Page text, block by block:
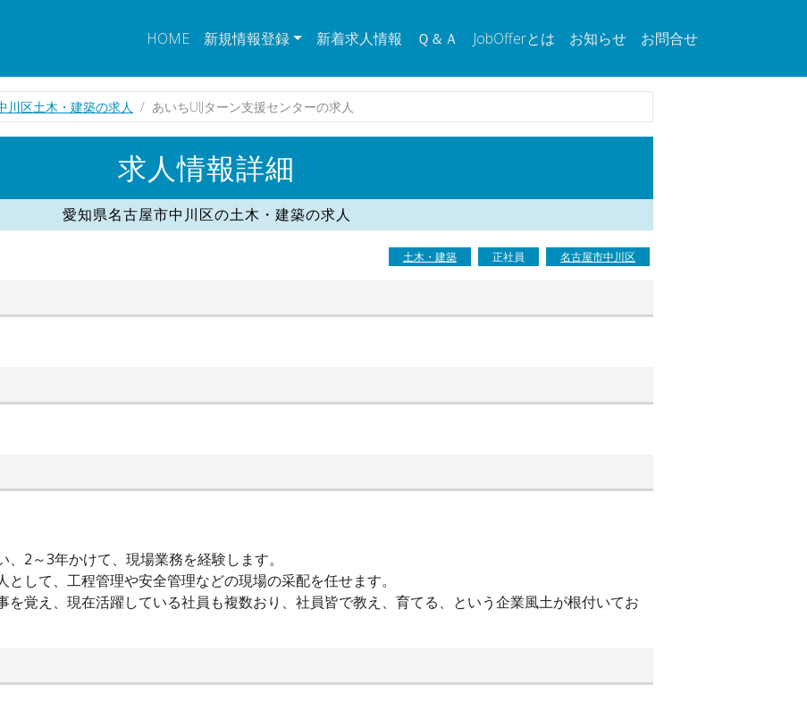
HOME 新規情報登録 新着求人情報 Ｑ＆Ａ JobOfferとは お知らせ お問合せ
川区土木・建築の求人 あいちUIJターン支援センターの求人
求人情報詳細
愛知県名古屋市中川区の土木・建築の求人
土木・建築 正社員 名古屋市中川区
2～3年かけて、現場業務を経験します。
して、工程管理や安全管理などの現場の采配を任せます。
を覚え、現在活躍している社員も複数おり、社員皆で教え、育てる、という企業風土が根付いてお